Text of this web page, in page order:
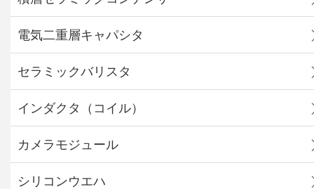
電気二重層キャパシタ
セラミックバリスタ
インダクタ（コイル）
カメラモジュール
シリコンウエハ